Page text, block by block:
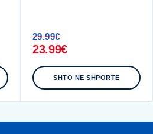
29.99€
23.99€
SHTO NE SHPORTE